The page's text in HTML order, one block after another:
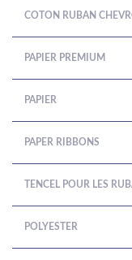
COTON RUBAN
PAPIER PREMIUM
PAPIER
PAPER RIBBONS
TENCEL POUR LES
POLYESTER